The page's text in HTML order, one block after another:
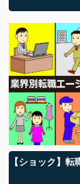
【ショック】